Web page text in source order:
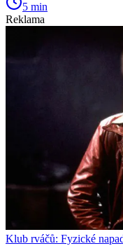
5 min
Reklama
Klub rváčů: Fyzické